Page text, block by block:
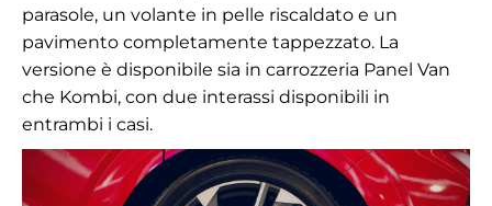
parasole, un volante in pelle riscaldato e un
pavimento completamente tappezzato. La
versione è disponibile sia in carrozzeria Panel Van
che Kombi, con due interassi disponibili in
entrambi i casi.